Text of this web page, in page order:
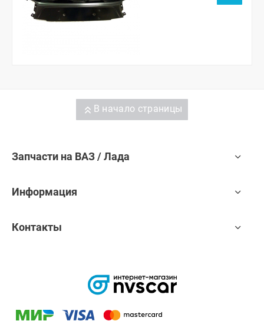
В начало страницы
Запчасти на ВАЗ / Лада
Информация
Контакты